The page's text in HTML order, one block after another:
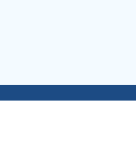
IV 21012/0